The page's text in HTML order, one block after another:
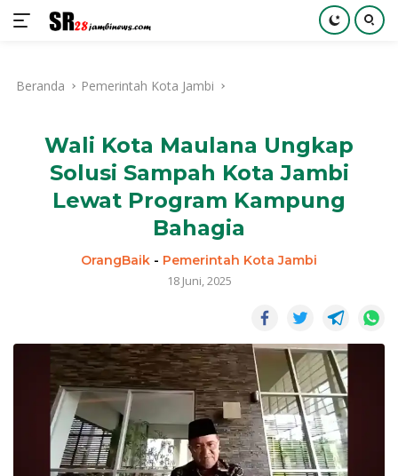
kontenBeranda Pemerintah Kota Jambi
Wali Kota Maulana Ungkap
Solusi Sampah Kota Jambi
Lewat Program Kampung
Bahagia
OrangBaik - Pemerintah Kota Jambi
18 Juni, 2025